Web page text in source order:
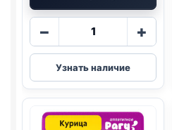
−
Количество
Whiskas
(КУРИЦА)
в
75г
+
Узнать наличие